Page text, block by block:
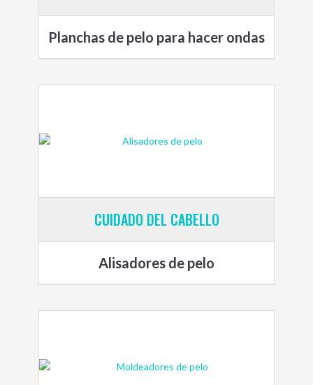
Planchas de pelo para hacer ondas
CUIDADO DEL CABELLO
Alisadores de pelo